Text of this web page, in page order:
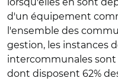
d'un équipement
l'ensemble des
gestion, les instances
intercommunales
dont disposent 62%